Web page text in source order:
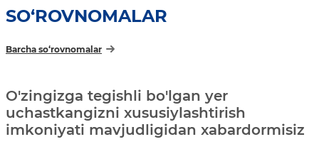
SO‘ROVNOMALAR
Barcha so‘rovnomalar
O'zingizga tegishli bo'lgan yer
uchastkangizni xususiylashtirish
imkoniyati mavjudligidan xabardormisiz